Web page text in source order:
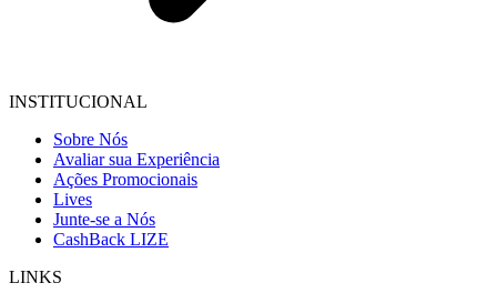
INSTITUCIONAL
Sobre Nós
Avaliar sua Experiência
Ações Promocionais
Lives
Junte-se a Nós
CashBack LIZE
LINKS